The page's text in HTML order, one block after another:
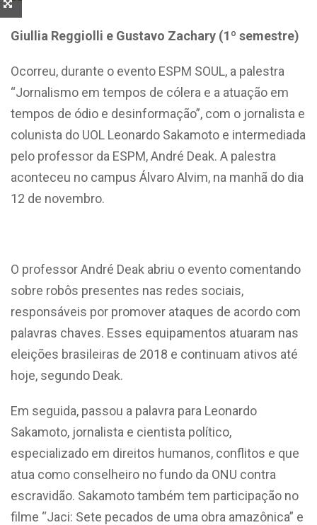
Giullia Reggiolli e Gustavo Zachary (1º semestre)
Ocorreu, durante o evento ESPM SOUL, a palestra
“Jornalismo em tempos de cólera e a atuação em
tempos de ódio e desinformação”, com o jornalista e
colunista do UOL Leonardo Sakamoto e intermediada
pelo professor da ESPM, André Deak. A palestra
aconteceu no campus Álvaro Alvim, na manhã do dia
12 de novembro.
O professor André Deak abriu o evento comentando
sobre robôs presentes nas redes sociais,
responsáveis por promover ataques de acordo com
palavras chaves. Esses equipamentos atuaram nas
eleições brasileiras de 2018 e continuam ativos até
hoje, segundo Deak.
Em seguida, passou a palavra para Leonardo
Sakamoto, jornalista e cientista político,
especializado em direitos humanos, conflitos e que
atua como conselheiro no fundo da ONU contra
escravidão. Sakamoto também tem participação no
filme “Jaci: Sete pecados de uma obra amazônica” e